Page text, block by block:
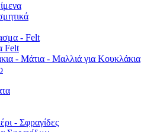
- Felt
Felt
- Μάτια - Μαλλιά για Κουκλάκια
- Σφραγίδες